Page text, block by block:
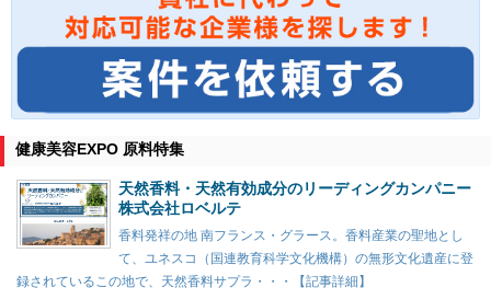
健康美容EXPO 原料特集
天然香料・天然有効成分のリーディングカンパニー
株式会社ロベルテ
香料発祥の地 南フランス・グラース。香料産業の聖地とし
て、ユネスコ（国連教育科学文化機構）の無形文化遺産に登
録されているこの地で、天然香料サプラ・・・【記事詳細】